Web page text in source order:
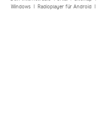
Windows| Radioplayer für Android|